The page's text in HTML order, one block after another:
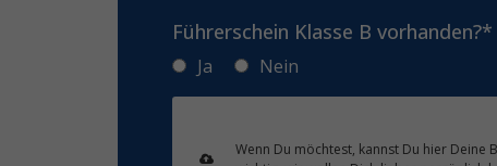
Führerschein Klasse B vorhanden?*
Ja Nein
Wenn Du möchtest, kannst Du hier